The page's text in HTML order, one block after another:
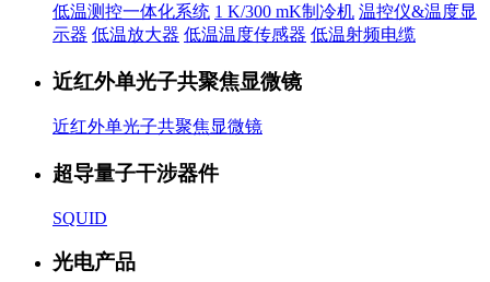
低温测控一体化系统 1 K/300 mK制冷机 温控仪&温度显
示器 低温放大器 低温温度传感器 低温射频电缆
近红外单光子共聚焦显微镜
近红外单光子共聚焦显微镜
超导量子干涉器件
SQUID
光电产品